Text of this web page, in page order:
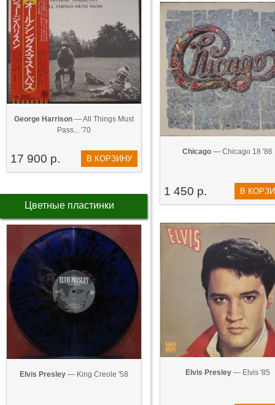
George Harrison — All Things Must
Pass... '70
17 900 р. В КОРЗИНУ
Цветные пластинки
Elvis Presley — King Creole '58
Chicago — Chicago 18 '86
1 450 р. В
Elvis Presley— Elvis '85